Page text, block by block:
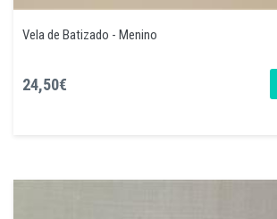
Vela de Batizado - Menino
24,50€